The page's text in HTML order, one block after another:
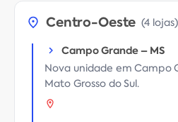
Centro-Oeste (4 lojas)
Campo Grande– MS
Nova unidade em Campo
Mato Grosso do Sul.